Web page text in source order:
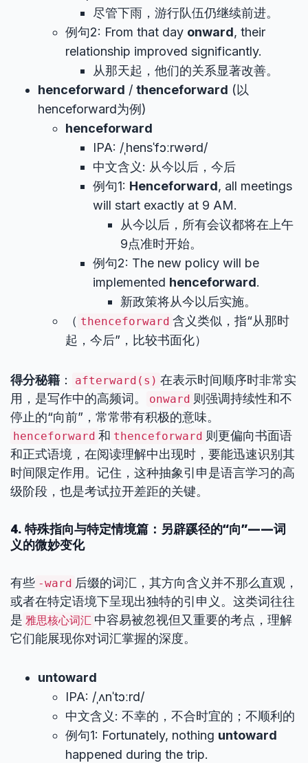
尽管下雨，游行队伍仍继续前进。
例句2: From that day onward, their
relationship improved significantly.
从那天起，他们的关系显著改善。
henceforward / thenceforward (以
henceforward为例)
henceforward
IPA: /ˌhensˈfɔːrwərd/
中文含义: 从今以后，今后
例句1: Henceforward, all meetings
will start exactly at 9 AM.
从今以后，所有会议都将在上午
9点准时开始。
例句2: The new policy will be
implemented henceforward.
新政策将从今以后实施。
（ thenceforward 含义类似，指“从那时
起，今后”，比较书面化）
得分秘籍 ： afterward(s) 在表示时间顺序时非常实
用，是写作中的高频词。
onward 则强调持续性和不
停止的“向前”，常常带有积极的意味。
henceforward 和 thenceforward 则更偏向书面语
和正式语境，在阅读理解中出现时，要能迅速识别其
时间限定作用。记住，这种抽象引申是语言学习的高
级阶段，也是考试拉开差距的关键。
4. 特殊指向与特定情境篇：另辟蹊径的“向”——词
义的微妙变化
有些 -ward 后缀的词汇，其方向含义并不那么直观，
或者在特定语境下呈现出独特的引申义。这类词往往
是 雅思核心词汇 中容易被忽视但又重要的考点，理解
它们能展现你对词汇掌握的深度。
untoward
IPA: /ˌʌnˈtɔːrd/
中文含义: 不幸的，不合时宜的；不顺利的
例句1: Fortunately, nothing untoward
happened during the trip.